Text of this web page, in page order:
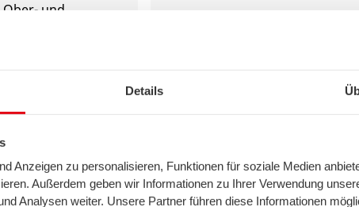
Details
Anzeigen zu personalisieren, Funktionen für soziale Medien
Außerdem geben wir Informationen zu Ihrer Verwendung
Analysen weiter. Unsere Partner führen diese Informationen
und
mit der
kochen.
erst, wenn
gleich viel
5. Einfach mal
auf, z. B. bei
Steckernetzteilen,
schnurlosen Telefonen,